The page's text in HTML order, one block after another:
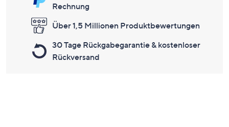
Rechnung
Über 1,5 Millionen Produktbewertungen
30 Tage Rückgabegarantie & kostenloser
Rückversand